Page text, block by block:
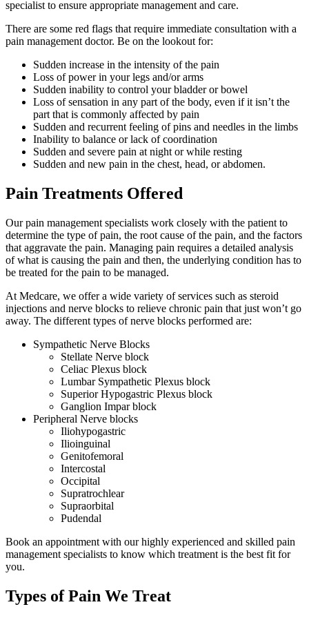
specialist to ensure appropriate management and care.
There are some red flags that require immediate consultation with a
pain management doctor. Be on the lookout for:
Sudden increase in the intensity of the pain
Loss of power in your legs and/or arms
Sudden inability to control your bladder or bowel
Loss of sensation in any part of the body, even if it isn’t the
part that is commonly affected by pain
Sudden and recurrent feeling of pins and needles in the limbs
Inability to balance or lack of coordination
Sudden and severe pain at night or while resting
Sudden and new pain in the chest, head, or abdomen.
Pain Treatments Offered
Our pain management specialists work closely with the patient to
determine the type of pain, the root cause of the pain, and the factors
that aggravate the pain. Managing pain requires a detailed analysis
of what is causing the pain and then, the underlying condition has to
be treated for the pain to be managed.
At Medcare, we offer a wide variety of services such as steroid
injections and nerve blocks to relieve chronic pain that just won’t go
away. The different types of nerve blocks performed are:
Sympathetic Nerve Blocks
Stellate Nerve block
Celiac Plexus block
Lumbar Sympathetic Plexus block
Superior Hypogastric Plexus block
Ganglion Impar block
Peripheral Nerve blocks
Iliohypogastric
Ilioinguinal
Genitofemoral
Intercostal
Occipital
Supratrochlear
Supraorbital
Pudendal
Book an appointment with our highly experienced and skilled pain
management specialists to know which treatment is the best fit for
you.
Types of Pain We Treat